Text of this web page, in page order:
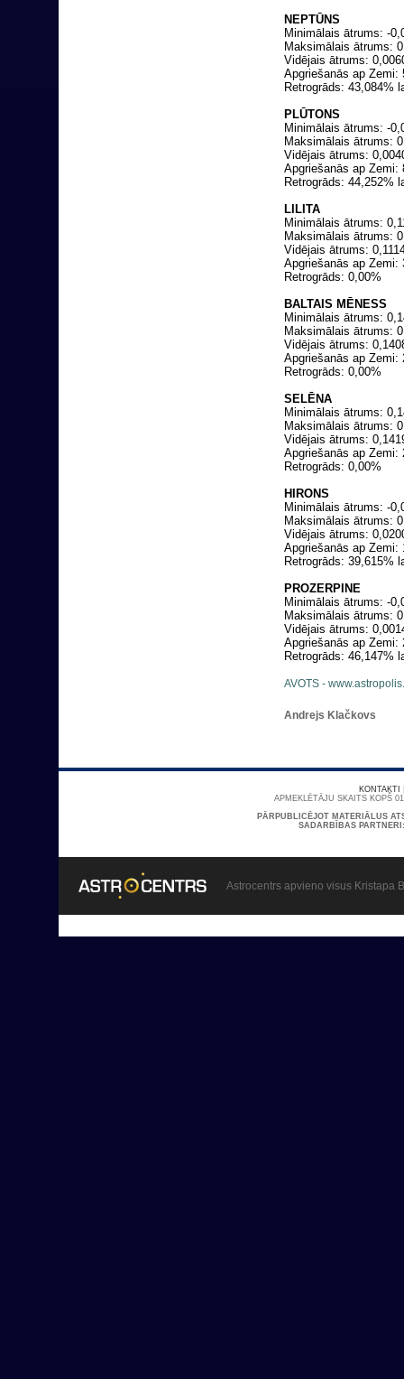
NEPTŪNS
Minimālais ātrums: -
Maksimālais ātrums:
Vidējais ātrums:
Apgriešanās ap Zemi:
Retrogrāds: 43,084%
PLŪTONS
Minimālais ātrums: -
Maksimālais ātrums:
Vidējais ātrums:
Apgriešanās ap Zemi:
Retrogrāds: 44,252%
LILITA
Minimālais ātrums:
Maksimālais ātrums:
Vidējais ātrums:
Apgriešanās ap Zemi:
Retrogrāds: 0,00%
BALTAIS MĒNESS
Minimālais ātrums:
Maksimālais ātrums:
Vidējais ātrums:
Apgriešanās ap Zemi:
Retrogrāds: 0,00%
SELĒNA
Minimālais ātrums:
Maksimālais ātrums:
Vidējais ātrums:
Apgriešanās ap Zemi:
Retrogrāds: 0,00%
HIRONS
Minimālais ātrums: -
Maksimālais ātrums:
Vidējais ātrums:
Apgriešanās ap Zemi:
Retrogrāds: 39,615%
PROZERPINE
Minimālais ātrums: -
Maksimālais ātrums:
Vidējais ātrums:
Apgriešanās ap Zemi:
Retrogrāds: 46,147%
AVOTS -
Andrejs Klačkovs
KONTAKTI
APMEKLĒTĀJU SKAITS KOPŠ
PĀRPUBLICĒJOT MATERIĀLUS
SADARBĪBAS
Astrocentrs apvieno visus Kristapa